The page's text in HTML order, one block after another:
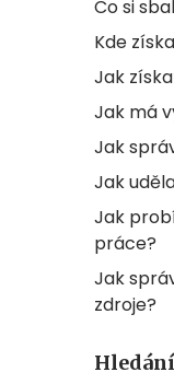
Co si
Kde
Jak
Jak má
Jak
Jak
Jak
práce?
Jak
zdroje?